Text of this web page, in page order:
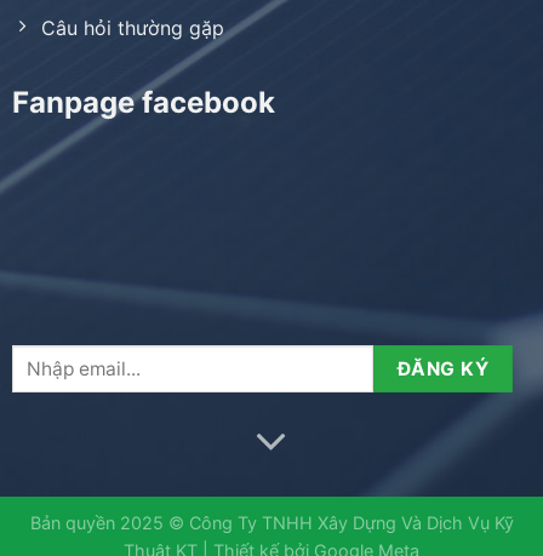
Câu hỏi thường gặp
Fanpage facebook
Bản quyền 2025 © Công Ty TNHH Xây Dựng Và Dịch Vụ Kỹ
Thuật KT | Thiết kế bởi Google Meta